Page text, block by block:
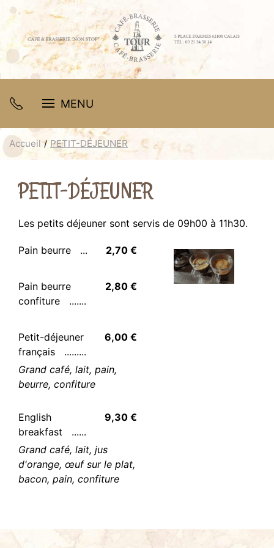
MENU
Accueil PETIT-DÉJEUNER
PETIT-DÉJEUNER
Les petits déjeuner sont servis de 09h00 à 11h30.
Pain beurre 2,70 €
Pain beurre
confiture
2,80 €
Petit-déjeuner
français
6,00 €
Grand café, lait, pain,
beurre, confiture
English
breakfast
9,30 €
Grand café, lait, jus
d'orange, œuf sur le plat,
bacon, pain, confiture